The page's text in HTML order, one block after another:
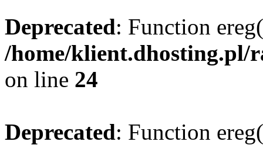
Deprecated: Function
/home/klient.dhosting.pl/
on line 24
Deprecated: Function